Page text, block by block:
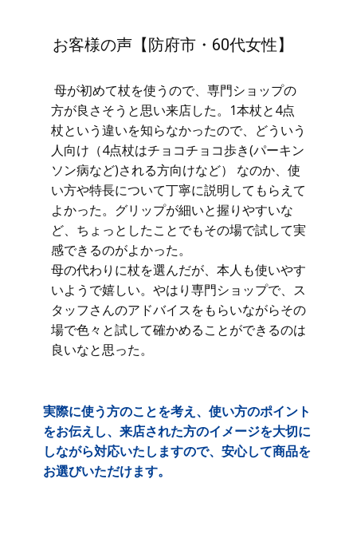
お客様の声【防府市・60代女性】
母が初めて杖を使うので、専門ショップの
方が良さそうと思い来店した。1本杖と4点
杖という違いを知らなかったので、どういう
人向け（4点杖はチョコチョコ歩き(パーキン
ソン病など)される方向けなど） なのか、使
い方や特長について丁寧に説明してもらえて
よかった。グリップが細いと握りやすいな
ど、ちょっとしたことでもその場で試して実
感できるのがよかった。
母の代わりに杖を選んだが、本人も使いやす
いようで嬉しい。やはり専門ショップで、ス
タッフさんのアドバイスをもらいながらその
場で色々と試して確かめることができるのは
良いなと思った。
実際に使う方のことを考え、使い方のポイント
をお伝えし、来店された方のイメージを大切に
しながら対応いたしますので、安心して商品を
お選びいただけます。